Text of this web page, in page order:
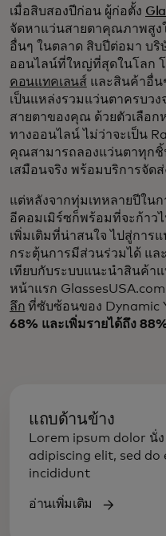
เมื่อสิบสองปีก่อน ผู้ก่อตั้ง
จัดหาแว่นสายตาคุณภาพสูง
อื่นๆ ในตลาด สิบปีต่อมา บ
ออนไลน์ที่ใหญ่ที่สุดในโลก โ
คอนแทคเลนส์ และสินค้าอื่น
เป็นแหล่งรวมแว่นตาครบว
สายตาของคุณ ด้วยตัวเลือ
ทางออนไลน์ ไม่ว่าจะเป็น
คุณสามารถลองแว่นตาทุกชิ้
เสมือนจริง พร้อมบริการจัด
แต่หลังจากทุ่มเทหลายปีใน
อีคอมเมิร์ซก็พร้อมที่จะก้าว
เพิ่มเติมที่น่าสนใจ ไปสู่กา
กระตุ้นการมีส่วนร่วมได้ แล
เทียบกับระบบแนะนำสินค้า
หน้าแรก
ลึก ที่ซับซ้อนของ Dynamic
68% และเพิ่มรายได้ถึง
แถบด้านข้าง
Lorem ipsum dolor นั่
adipiscing elit, sed
incididunt
อ่านเพิ่มเติม